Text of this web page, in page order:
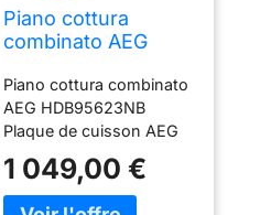
Piano cottura
combinato AEG
Piano cottura combinato
AEG HDB95623NB
Plaque de cuisson AEG
1 049,00 €